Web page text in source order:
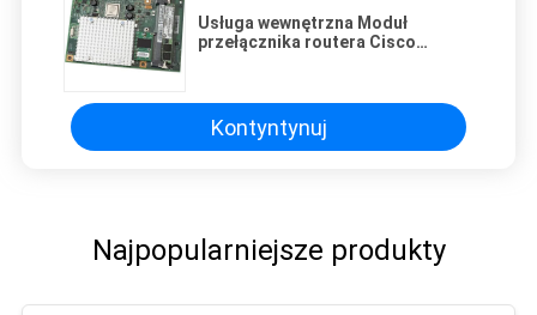
Usługa wewnętrzna Moduł
przełącznika routera Cisco
Kontyntynuj
Najpopularniejsze produkty